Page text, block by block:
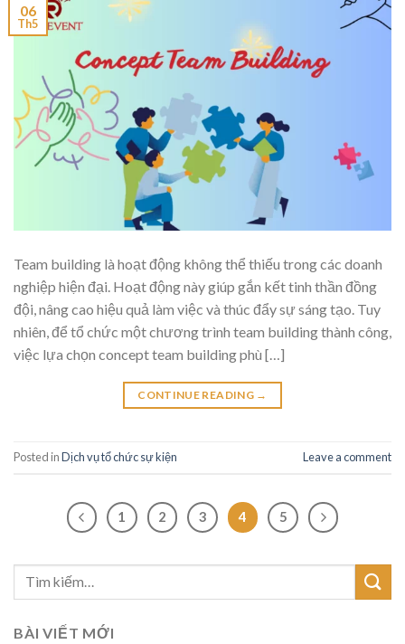
06
Th5
Team building là hoạt động không thể thiếu trong các doanh
nghiệp hiện đại. Hoạt động này giúp gắn kết tinh thần đồng
đội, nâng cao hiệu quả làm việc và thúc đẩy sự sáng tạo. Tuy
nhiên, để tổ chức một chương trình team building thành công,
việc lựa chọn concept team building phù […]
CONTINUE READING →
Posted inDịch vụ tổ chức sự kiện Leave a comment
1 2 3 4 5
BÀI VIẾT MỚI